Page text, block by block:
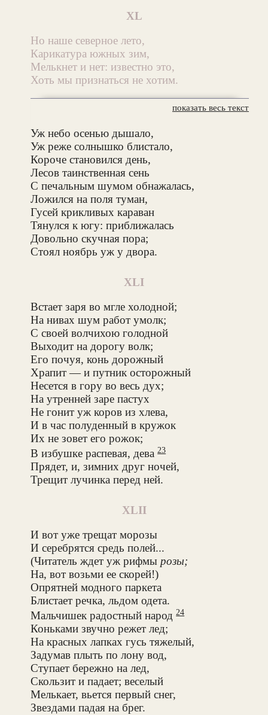
XL
Но наше северное лето,
Карикатура южных зим,
Мелькнет и нет: известно это,
Хоть мы признаться не хотим.
показать весь текст
Уж небо осенью дышало,
Уж реже солнышко блистало,
Короче становился день,
Лесов таинственная сень
С печальным шумом обнажалась,
Ложился на поля туман,
Гусей крикливых караван
Тянулся к югу: приближалась
Довольно скучная пора;
Стоял ноябрь уж у двора.
XLI
Встает заря во мгле холодной;
На нивах шум работ умолк;
С своей волчихою голодной
Выходит на дорогу волк;
Его почуя, конь дорожный
Храпит — и путник осторожный
Несется в гору во весь дух;
На утренней заре пастух
Не гонит уж коров из хлева,
И в час полуденный в кружок
Их не зовет его рожок;
В избушке распевая, дева23
Прядет, и, зимних друг ночей,
Трещит лучинка перед ней.
XLII
И вот уже трещат морозы
И серебрятся средь полей...
(Читатель ждет уж рифмы розы;
На, вот возьми ее скорей!)
Опрятней модного паркета
Блистает речка, льдом одета.
Мальчишек радостный народ24
Коньками звучно режет лед;
На красных лапках гусь тяжелый,
Задумав плыть по лону вод,
Ступает бережно на лед,
Скользит и падает; веселый
Мелькает, вьется первый снег,
Звездами падая на брег.